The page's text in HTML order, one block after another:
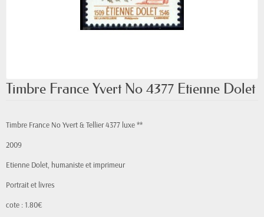
Timbre France Yvert No 4377 Etienne Dolet
Timbre France No Yvert & Tellier 4377 luxe **
2009
Etienne Dolet, humaniste et imprimeur
Portrait et livres
cote : 1.80€